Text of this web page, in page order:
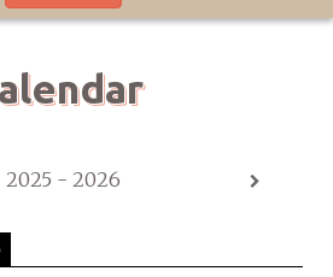
2025 - 2026